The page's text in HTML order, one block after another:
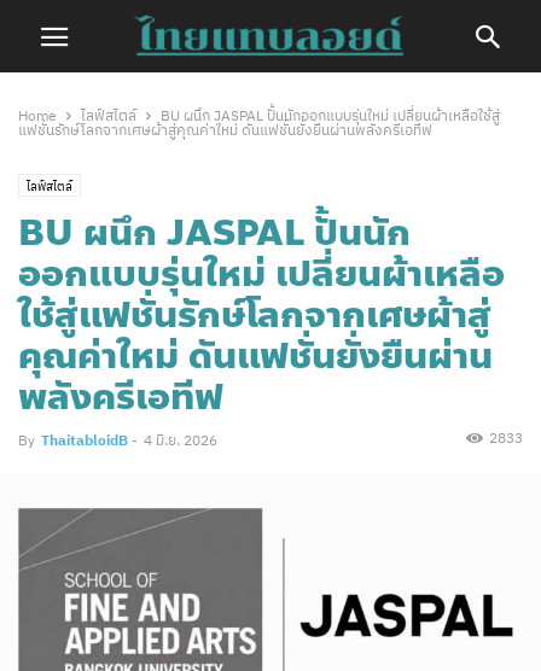
Home ไลฟ์สไตล์
BU ผนึก JASPAL ปั้นนักออกแบบรุ่นใหม่ เปลี่ยนผ้าเหลือใช้สู่
แฟชั่นรักษ์โลกจากเศษผ้าสู่คุณค่าใหม่ ดันแฟชั่นยั่งยืนผ่านพลังครีเอทีฟ
ไลฟ์สไตล์
BU ผนึก JASPAL ปั้นนัก
ออกแบบรุ่นใหม่ เปลี่ยนผ้าเหลือ
ใช้สู่แฟชั่นรักษ์โลกจากเศษผ้าสู่
คุณค่าใหม่ ดันแฟชั่นยั่งยืนผ่าน
พลังครีเอทีฟ
By ThaitabloidB - 4 มิ.ย. 2026 2833